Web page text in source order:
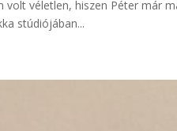
volt véletlen, hiszen Péter már
stúdiójában...